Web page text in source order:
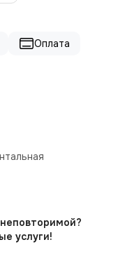
Оплата
услуги!